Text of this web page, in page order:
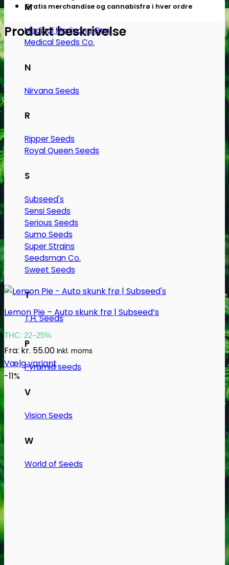
M
Medical Marijuana Gen.
Medical Seeds Co.
N
Nirvana Seeds
R
Ripper Seeds
Royal Queen Seeds
S
Subseed's
Sensi Seeds
Serious Seeds
Sumo Seeds
Super Strains
Seedsman Co.
Sweet Seeds
T
T.H. Seeds
P
Pyramid seeds
V
Vision Seeds
W
World of Seeds
Gratis merchandise og cannabisfrø i hver ordre
Produkt beskrivelse
Lemon Pie – Auto skunk frø | Subseed’s
THC: 22–25%
Fra: kr. 55.00 Inkl. moms
Vælg variant
Dette
vare
flere
varianter.
Mulighederne
vælges
varesiden
-11%